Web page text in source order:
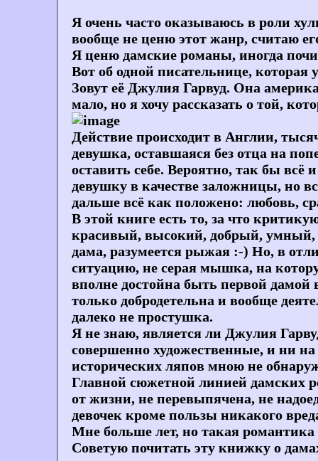
Я очень часто оказываюсь в роли
вообще не ценю этот жанр, считаю
Я ценю дамские романы, иногда
Вот об одной писательнице,
Зовут её Джулия Гарвуд. Она
мало, но я хочу рассказать о той,
Действие происходит в Англии,
девушка, оставшаяся без отца на
оставить себе. Вероятно, так бы
девушку в качестве заложницы, но
дальше всё как положено: любовь,
В этой книге есть то, за что
красивый, высокий, добрый, умный,
дама, разумеется рыжая :-) Но, в
ситуацию, не серая мышка, на
вполне достойна быть первой дамой
только добродетельна и вообще
далеко не простушка.
Я не знаю, является ли Джулия
совершенно художественные, и ни
исторических ляпов мною не
Главной сюжетной линией дамских
от жизни, не перевыпячена, не
девочек кроме пользы никакого
Мне больше лет, но такая
Советую почитать эту книжку о